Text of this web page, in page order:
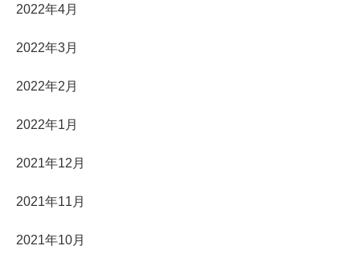
2022年4月
2022年3月
2022年2月
2022年1月
2021年12月
2021年11月
2021年10月